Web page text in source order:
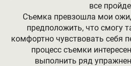
все
Съемка превзошла мои
предположить, что смогу
комфортно чувствовать себя
процесс съемки
выполнить ряд